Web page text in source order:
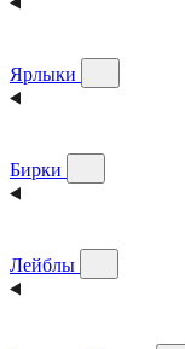
Ярлыки
Бирки
Лейблы